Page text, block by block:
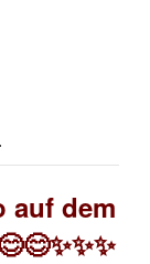
auf dem